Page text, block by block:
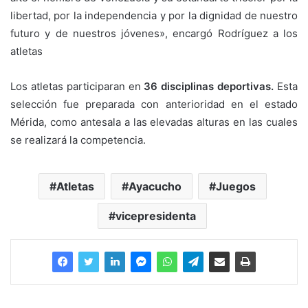
libertad, por la independencia y por la dignidad de nuestro
futuro y de nuestros jóvenes», encargó Rodríguez a los
atletas
Los atletas participaran en 36 disciplinas deportivas. Esta
selección fue preparada con anterioridad en el estado
Mérida, como antesala a las elevadas alturas en las cuales
se realizará la competencia.
Atletas Ayacucho Juegos
vicepresidenta